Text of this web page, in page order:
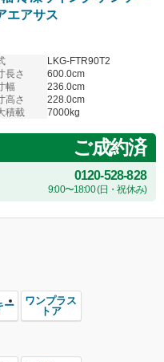
エアサス
LKG-FTR90T2
長さ
600.0cm
幅
236.0cm
高さ
228.0cm
積載
7000kg
ご成約済
0120-528-828
9:00〜18:00 (日・祝休み)
ー
ワンプラス
トア